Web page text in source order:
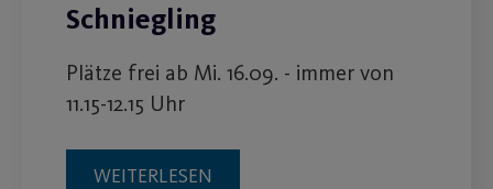
Schniegling
Plätze frei ab Mi. 16.09. - immer von
11.15-12.15 Uhr
WEITERLESEN